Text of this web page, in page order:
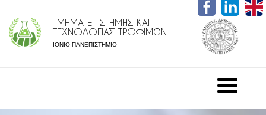
ΤΜΗΜΑ ΕΠΙΣΤΗΜΗΣ ΚΑΙ
ΤΕΧΝΟΛΟΓΙΑΣ ΤΡΟΦΙΜΩΝ
ΙΟΝΙΟ ΠΑΝΕΠΙΣΤΗΜΙΟ